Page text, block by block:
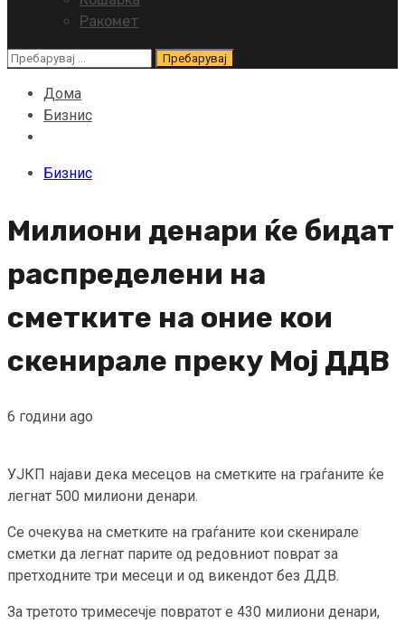
Ракомет
Пребарувај
Дома
Бизнис
Бизнис
Милиони денари ќе бидат
распределени на
сметките на оние кои
скенирале преку Мој ДДВ
6 години ago
УЈКП најави дека месецов на сметките на граѓаните ќе
легнат 500 милиони денари.
Се очекува на сметките на граѓаните кои скенирале
сметки да легнат парите од редовниот поврат за
претходните три месеци и од викендот без ДДВ.
За третото тримесечје повратот е 430 милиони денари,